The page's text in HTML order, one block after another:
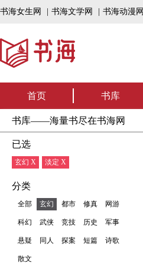
书海女生网 书海文学网 书海动漫网
首页 书库
书库——海量书尽在书海网
已选
玄幻 X 淡定 X
分类
全部 玄幻 都市 修真 网游
科幻 武侠 竞技 历史 军事
悬疑 同人 探案 短篇 诗歌
散文